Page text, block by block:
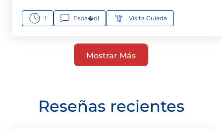
Reseñas recientes
1 Espa�ol Visita Guiada
Mostrar Más